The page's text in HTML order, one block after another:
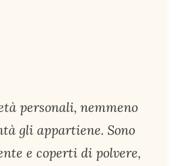
personali, nemmeno
gli appartiene. Sono
e coperti di polvere,